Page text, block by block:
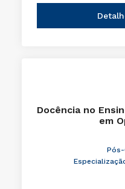
Docência no
em
Pós-